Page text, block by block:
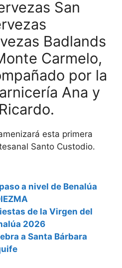
San
Badlands
Carmelo,
por la
Ana y
esta primera
Santo Custodio.
a nivel de Benalúa
de la Virgen del
2026
a Santa Bárbara